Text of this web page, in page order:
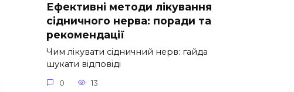
Ефективні методи лікування
сідничного нерва: поради та
рекомендації
Чим лікувати сідничний нерв: гайда
шукати відповіді
0 13